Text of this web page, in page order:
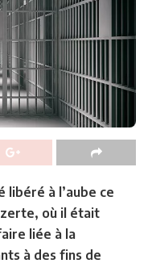
libéré à l’aube ce
où il était
liée à la
à des fins de